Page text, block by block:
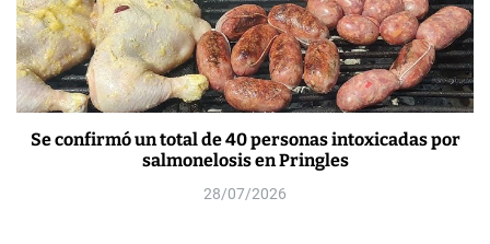
Se confirmó un total de 40 personas intoxicadas por
salmonelosis en Pringles
28/07/2026